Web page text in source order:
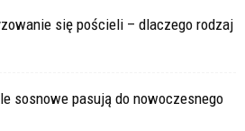
się pościeli – dlaczego rodzaj
sosnowe pasują do nowoczesnego